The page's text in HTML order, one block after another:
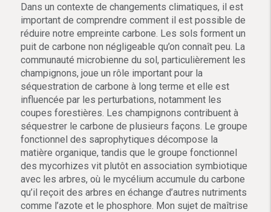
Dans un contexte de changements climatiques, il est
important de comprendre comment il est possible de
réduire notre empreinte carbone. Les sols forment un
puit de carbone non négligeable qu’on connaît peu. La
communauté microbienne du sol, particulièrement les
champignons, joue un rôle important pour la
séquestration de carbone à long terme et elle est
influencée par les perturbations, notamment les
coupes forestières. Les champignons contribuent à
séquestrer le carbone de plusieurs façons. Le groupe
fonctionnel des saprophytiques décompose la
matière organique, tandis que le groupe fonctionnel
des mycorhizes vit plutôt en association symbiotique
avec les arbres, où le mycélium accumule du carbone
qu’il reçoit des arbres en échange d’autres nutriments
comme l’azote et le phosphore. Mon sujet de maîtrise